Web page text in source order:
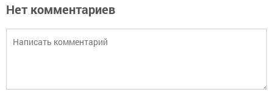
Нет комментариев